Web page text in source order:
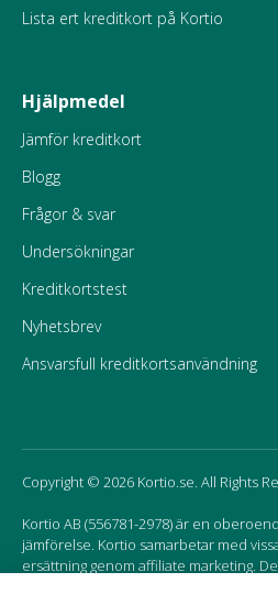
Lista ert kreditkort på Kortio
Hjälpmedel
Jämför kreditkort
Blogg
Frågor & svar
Undersökningar
Kreditkortstest
Nyhetsbrev
Ansvarsfull kreditkortsanvändning
Copyright © 2026 Kortio.se. All Rights
Kortio AB (556781-2978) är en
jämförelse. Kortio samarbetar med
ersättning genom affiliate marketing.